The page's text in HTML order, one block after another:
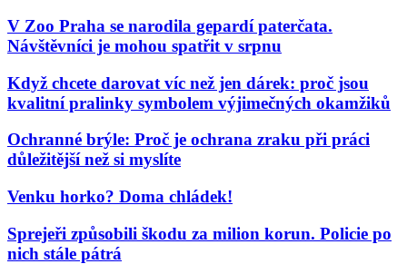
V Zoo Praha se narodila gepardí paterčata.
Návštěvníci je mohou spatřit v srpnu
Když chcete darovat víc než jen dárek: proč jsou
kvalitní pralinky symbolem výjimečných okamžiků
Ochranné brýle: Proč je ochrana zraku při práci
důležitější než si myslíte
Venku horko? Doma chládek!
Sprejeři způsobili škodu za milion korun. Policie po
nich stále pátrá